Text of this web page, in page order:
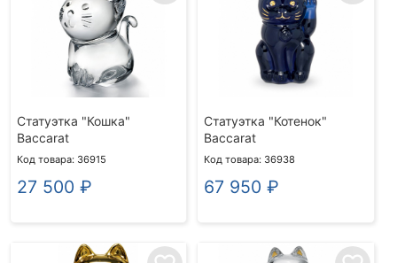
Статуэтка "Кошка"
Baccarat
Код товара: 36915
27 500 ₽
Статуэтка "Котенок"
Baccarat
Код товара: 36938
67 950 ₽